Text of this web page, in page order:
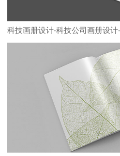
科技画册设计-科技公司画册设计